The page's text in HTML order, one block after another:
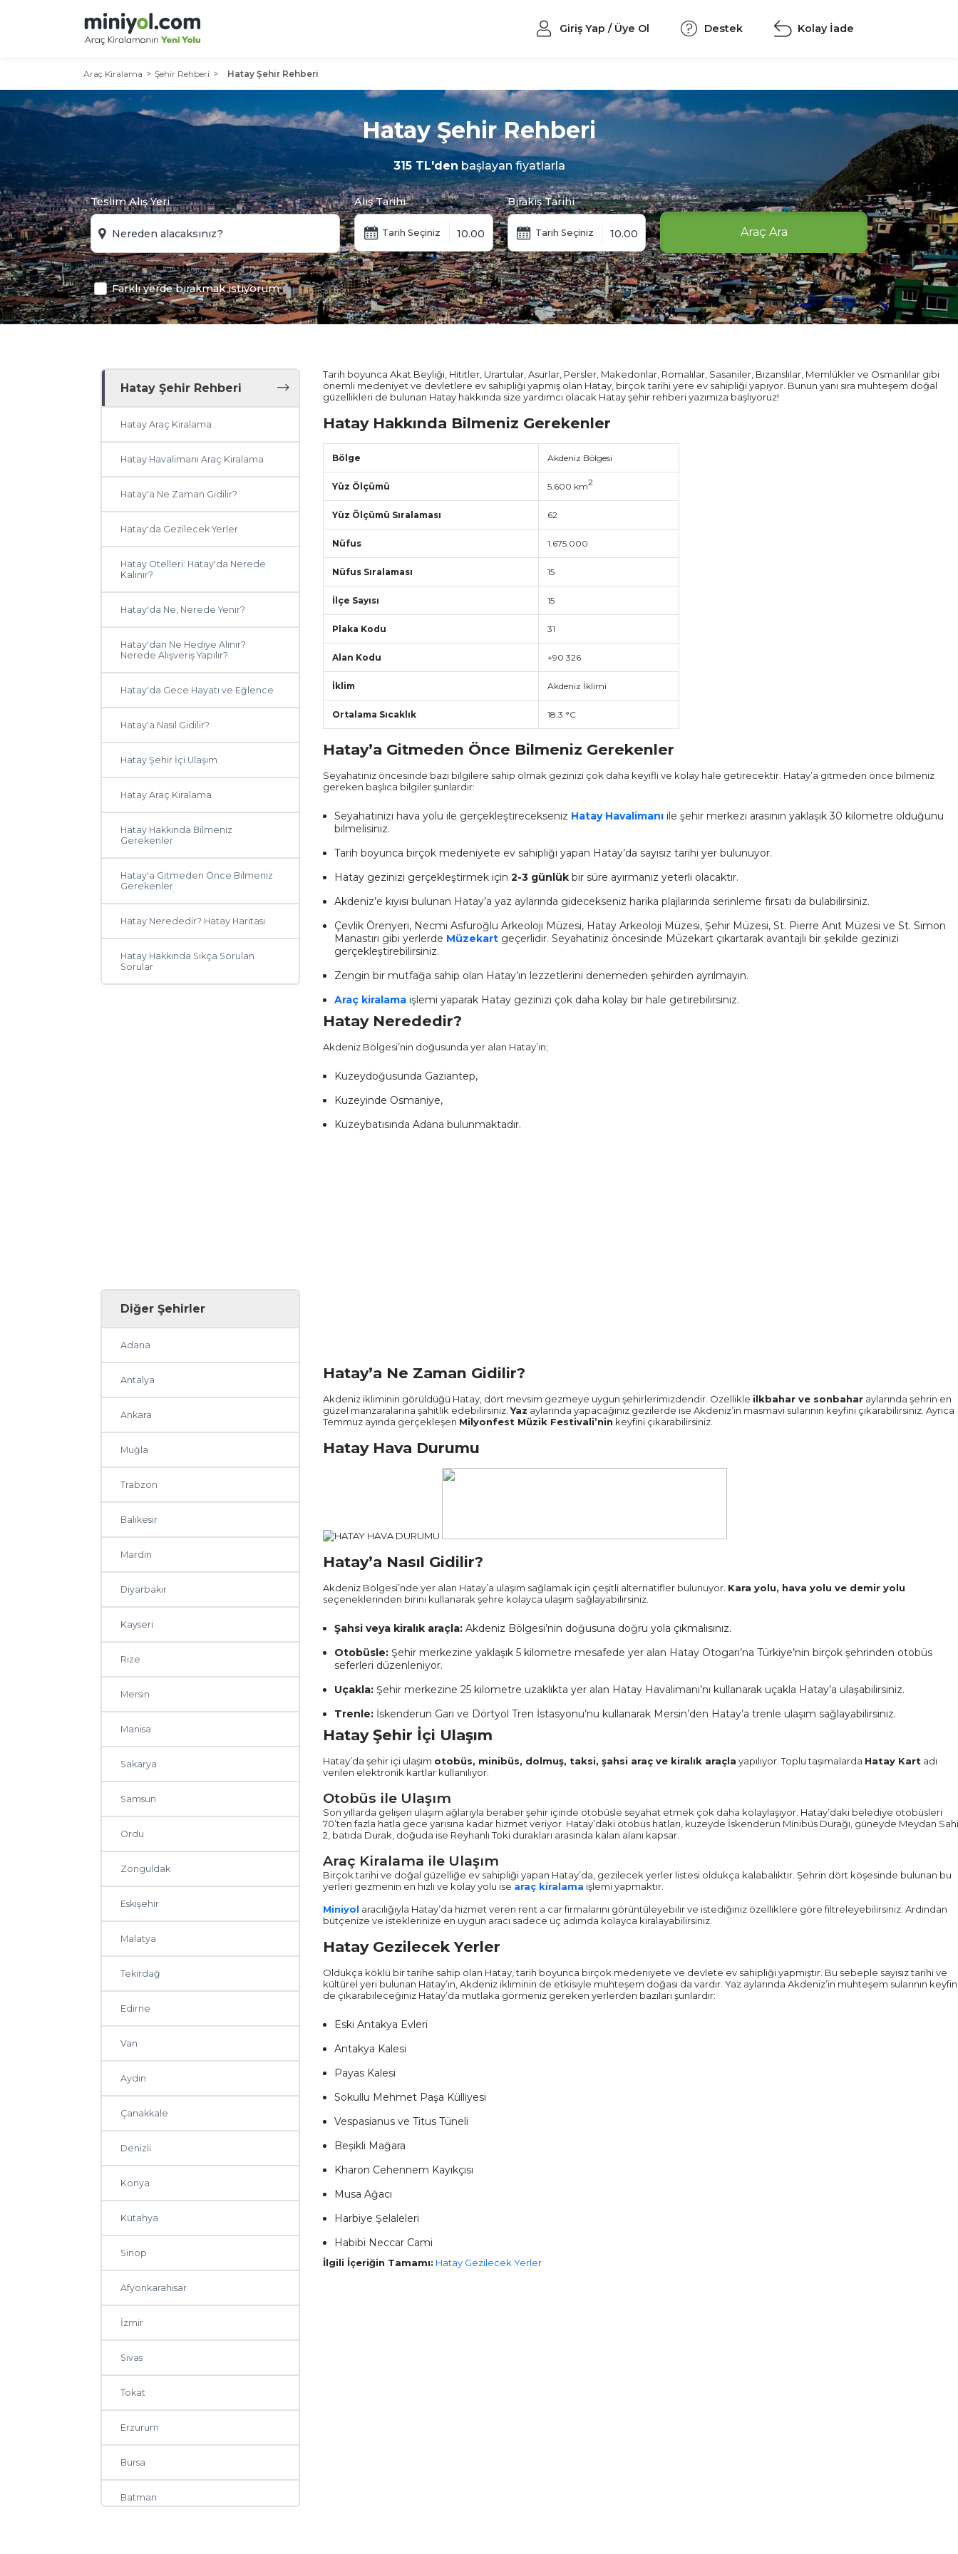
Giriş Yap / Üye Ol Destek Kolay İade
Araç Kiralama Şehir Rehberi Hatay Şehir Rehberi
Hatay Şehir Rehberi
315 TL'den başlayan fiyatlarla
Teslim Alış Yeri Alış Tarihi Bırakış Tarihi
Araç Ara
Farklı yerde bırakmak istiyorum
Hatay Şehir Rehberi
Hatay Araç Kiralama
Hatay Havalimanı Araç Kiralama
Hatay'a Ne Zaman Gidilir?
Hatay'da Gezilecek Yerler
Hatay Otelleri: Hatay'da Nerede
Kalınır?
Hatay'da Ne, Nerede Yenir?
Hatay'dan Ne Hediye Alınır?
Nerede Alışveriş Yapılır?
Hatay'da Gece Hayatı ve Eğlence
Hatay'a Nasıl Gidilir?
Hatay Şehir İçi Ulaşım
Hatay Araç Kiralama
Hatay Hakkında Bilmeniz
Gerekenler
Hatay'a Gitmeden Önce Bilmeniz
Gerekenler
Hatay Nerededir? Hatay Haritası
Hatay Hakkında Sıkça Sorulan
Sorular
Diğer Şehirler
Adana
Antalya
Ankara
Muğla
Trabzon
Balıkesir
Mardin
Diyarbakır
Kayseri
Rize
Mersin
Manisa
Sakarya
Samsun
Ordu
Zonguldak
Eskişehir
Malatya
Tekirdağ
Edirne
Van
Aydın
Çanakkale
Denizli
Konya
Kütahya
Sinop
Afyonkarahisar
İzmir
Sivas
Tokat
Erzurum
Bursa
Batman
Tarih boyunca Akat Beyliği, Hititler, Urartular, Asurlar, Persler, Makedonlar, Romalılar, Sasaniler, Bizanslılar, Memlükler ve Osmanlılar gibi
önemli medeniyet ve devletlere ev sahipliği yapmış olan Hatay, birçok tarihi yere ev sahipliği yapıyor. Bunun yanı sıra muhteşem doğal
güzellikleri de bulunan Hatay hakkında size yardımcı olacak Hatay şehir rehberi yazımıza başlıyoruz!
Hatay Hakkında Bilmeniz Gerekenler
Bölge Akdeniz Bölgesi
Yüz Ölçümü 5.600 km2
Yüz Ölçümü Sıralaması 62
Nüfus 1.675.000
Nüfus Sıralaması 15
İlçe Sayısı 15
Plaka Kodu 31
Alan Kodu +90 326
İklim Akdeniz İklimi
Ortalama Sıcaklık 18.3 °C
Hatay’a Gitmeden Önce Bilmeniz Gerekenler
Seyahatiniz öncesinde bazı bilgilere sahip olmak gezinizi çok daha keyifli ve kolay hale getirecektir. Hatay’a gitmeden önce bilmeniz
gereken başlıca bilgiler şunlardır:
Seyahatinizi hava yolu ile gerçekleştirecekseniz Hatay Havalimanı ile şehir merkezi arasının yaklaşık 30 kilometre olduğunu
bilmelisiniz.
Tarih boyunca birçok medeniyete ev sahipliği yapan Hatay’da sayısız tarihi yer bulunuyor.
Hatay gezinizi gerçekleştirmek için 2-3 günlük bir süre ayırmanız yeterli olacaktır.
Akdeniz’e kıyısı bulunan Hatay’a yaz aylarında gidecekseniz harika plajlarında serinleme fırsatı da bulabilirsiniz.
Çevlik Örenyeri, Necmi Asfuroğlu Arkeoloji Müzesi, Hatay Arkeoloji Müzesi, Şehir Müzesi, St. Pierre Anıt Müzesi ve St. Simon
Manastırı gibi yerlerde Müzekart geçerlidir. Seyahatiniz öncesinde Müzekart çıkartarak avantajlı bir şekilde gezinizi
gerçekleştirebilirsiniz.
Zengin bir mutfağa sahip olan Hatay’ın lezzetlerini denemeden şehirden ayrılmayın.
Araç kiralama işlemi yaparak Hatay gezinizi çok daha kolay bir hale getirebilirsiniz.
Hatay Nerededir?
Akdeniz Bölgesi’nin doğusunda yer alan Hatay’ın;
Kuzeydoğusunda Gaziantep,
Kuzeyinde Osmaniye,
Kuzeybatısında Adana bulunmaktadır.
Hatay’a Ne Zaman Gidilir?
Akdeniz ikliminin görüldüğü Hatay, dört mevsim gezmeye uygun şehirlerimizdendir. Özellikle ilkbahar ve sonbahar aylarında şehrin en
güzel manzaralarına şahitlik edebilirsiniz.Yaz aylarında yapacağınız gezilerde ise Akdeniz’in masmavi sularının keyfini çıkarabilirsiniz. Ayrıca
Temmuz ayında gerçekleşen Milyonfest Müzik Festivali’nin keyfini çıkarabilirsiniz.
Hatay Hava Durumu
Hatay’a Nasıl Gidilir?
Akdeniz Bölgesi’nde yer alan Hatay’a ulaşım sağlamak için çeşitli alternatifler bulunuyor. Kara yolu, hava yolu ve demir yolu
seçeneklerinden birini kullanarak şehre kolayca ulaşım sağlayabilirsiniz.
Şahsi veya kiralık araçla: Akdeniz Bölgesi’nin doğusuna doğru yola çıkmalısınız.
Otobüsle: Şehir merkezine yaklaşık 5 kilometre mesafede yer alan Hatay Otogarı’na Türkiye’nin birçok şehrinden otobüs
seferleri düzenleniyor.
Uçakla: Şehir merkezine 25 kilometre uzaklıkta yer alan Hatay Havalimanı’nı kullanarak uçakla Hatay’a ulaşabilirsiniz.
Trenle: İskenderun Garı ve Dörtyol Tren İstasyonu’nu kullanarak Mersin’den Hatay’a trenle ulaşım sağlayabilirsiniz.
Hatay Şehir İçi Ulaşım
Hatay’da şehir içi ulaşım otobüs, minibüs, dolmuş, taksi, şahsi araç ve kiralık araçla yapılıyor. Toplu taşımalarda Hatay Kart adı
verilen elektronik kartlar kullanılıyor.
Otobüs ile Ulaşım
Son yıllarda gelişen ulaşım ağlarıyla beraber şehir içinde otobüsle seyahat etmek çok daha kolaylaşıyor. Hatay’daki belediye otobüsleri
70’ten fazla hatla gece yarısına kadar hizmet veriyor. Hatay’daki otobüs hatları, kuzeyde İskenderun Minibüs Durağı, güneyde Meydan
2, batıda Durak, doğuda ise Reyhanlı Toki durakları arasında kalan alanı kapsar.
Araç Kiralama ile Ulaşım
Birçok tarihi ve doğal güzelliğe ev sahipliği yapan Hatay’da, gezilecek yerler listesi oldukça kalabalıktır. Şehrin dört köşesinde bulunan bu
yerleri gezmenin en hızlı ve kolay yolu ise araç kiralama işlemi yapmaktır.
Miniyol aracılığıyla Hatay’da hizmet veren rent a car firmalarını görüntüleyebilir ve istediğiniz özelliklere göre filtreleyebilirsiniz. Ardından
bütçenize ve isteklerinize en uygun aracı sadece üç adımda kolayca kiralayabilirsiniz.
Hatay Gezilecek Yerler
Oldukça köklü bir tarihe sahip olan Hatay, tarih boyunca birçok medeniyete ve devlete ev sahipliği yapmıştır. Bu sebeple sayısız tarihi ve
kültürel yeri bulunan Hatay’ın, Akdeniz ikliminin de etkisiyle muhteşem doğası da vardır. Yaz aylarında Akdeniz’in muhteşem sularının
de çıkarabileceğiniz Hatay’da mutlaka görmeniz gereken yerlerden bazıları şunlardır:
Eski Antakya Evleri
Antakya Kalesi
Payas Kalesi
Sokullu Mehmet Paşa Külliyesi
Vespasianus ve Titus Tüneli
Beşikli Mağara
Kharon Cehennem Kayıkçısı
Musa Ağacı
Harbiye Şelaleleri
Habibi Neccar Cami
İlgili İçeriğin Tamamı: Hatay Gezilecek Yerler